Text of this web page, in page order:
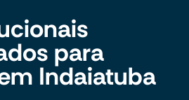
para
Indaiatuba